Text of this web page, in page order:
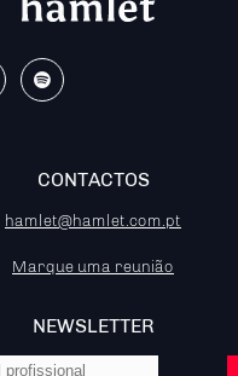
CONTACTOS
hamlet@hamlet.com.pt
Marque uma reunião
NEWSLETTER